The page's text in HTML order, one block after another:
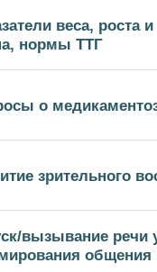
веса,
нормы ТТГ
о
зрительного
вызывание речи
общения